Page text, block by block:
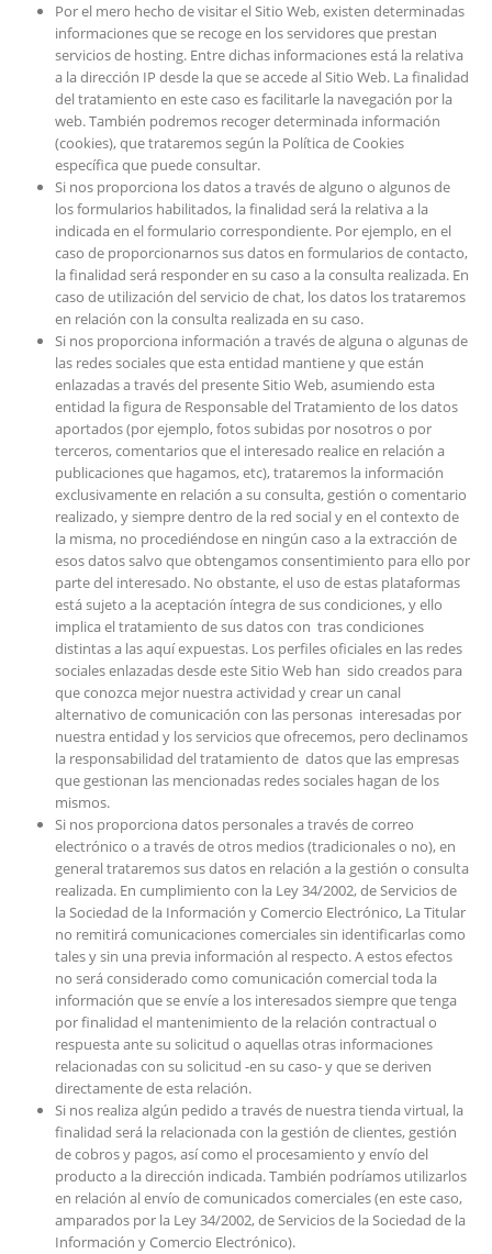
Por el mero hecho de visitar el Sitio Web, existen determinadas
informaciones que se recoge en los servidores que prestan
servicios de hosting. Entre dichas informaciones está la relativa
a la dirección IP desde la que se accede al Sitio Web. La finalidad
del tratamiento en este caso es facilitarle la navegación por la
web. También podremos recoger determinada información
(cookies), que trataremos según la Política de Cookies
específica que puede consultar.
Si nos proporciona los datos a través de alguno o algunos de
los formularios habilitados, la finalidad será la relativa a la
indicada en el formulario correspondiente. Por ejemplo, en el
caso de proporcionarnos sus datos en formularios de contacto,
la finalidad será responder en su caso a la consulta realizada. En
caso de utilización del servicio de chat, los datos los trataremos
en relación con la consulta realizada en su caso.
Si nos proporciona información a través de alguna o algunas de
las redes sociales que esta entidad mantiene y que están
enlazadas a través del presente Sitio Web, asumiendo esta
entidad la figura de Responsable del Tratamiento de los datos
aportados (por ejemplo, fotos subidas por nosotros o por
terceros, comentarios que el interesado realice en relación a
publicaciones que hagamos, etc), trataremos la información
exclusivamente en relación a su consulta, gestión o comentario
realizado, y siempre dentro de la red social y en el contexto de
la misma, no procediéndose en ningún caso a la extracción de
esos datos salvo que obtengamos consentimiento para ello por
parte del interesado. No obstante, el uso de estas plataformas
está sujeto a la aceptación íntegra de sus condiciones, y ello
implica el tratamiento de sus datos con tras condiciones
distintas a las aquí expuestas. Los perfiles oficiales en las redes
sociales enlazadas desde este Sitio Web han sido creados para
que conozca mejor nuestra actividad y crear un canal
alternativo de comunicación con las personas interesadas por
nuestra entidad y los servicios que ofrecemos, pero declinamos
la responsabilidad del tratamiento de datos que las empresas
que gestionan las mencionadas redes sociales hagan de los
mismos.
Si nos proporciona datos personales a través de correo
electrónico o a través de otros medios (tradicionales o no), en
general trataremos sus datos en relación a la gestión o consulta
realizada. En cumplimiento con la Ley 34/2002, de Servicios de
la Sociedad de la Información y Comercio Electrónico, La Titular
no remitirá comunicaciones comerciales sin identificarlas como
tales y sin una previa información al respecto. A estos efectos
no será considerado como comunicación comercial toda la
información que se envíe a los interesados siempre que tenga
por finalidad el mantenimiento de la relación contractual o
respuesta ante su solicitud o aquellas otras informaciones
relacionadas con su solicitud -en su caso- y que se deriven
directamente de esta relación.
Si nos realiza algún pedido a través de nuestra tienda virtual, la
finalidad será la relacionada con la gestión de clientes, gestión
de cobros y pagos, así como el procesamiento y envío del
producto a la dirección indicada. También podríamos utilizarlos
en relación al envío de comunicados comerciales (en este caso,
amparados por la Ley 34/2002, de Servicios de la Sociedad de la
Información y Comercio Electrónico).